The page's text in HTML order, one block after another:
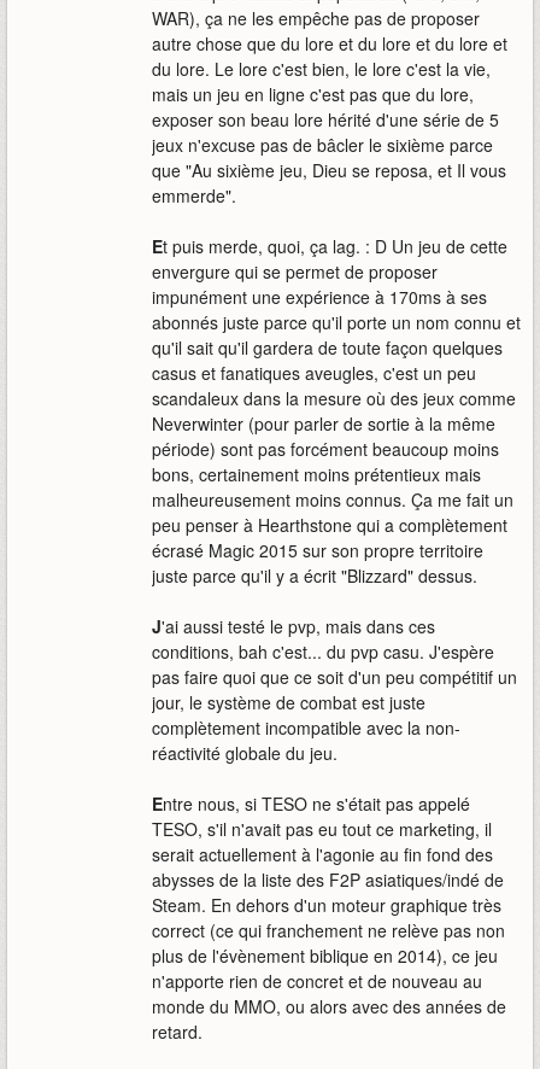
WAR), ça ne les empêche pas de proposer
autre chose que du lore et du lore et du lore et
du lore. Le lore c'est bien, le lore c'est la vie,
mais un jeu en ligne c'est pas que du lore,
exposer son beau lore hérité d'une série de 5
jeux n'excuse pas de bâcler le sixième parce
que "Au sixième jeu, Dieu se reposa, et Il vous
emmerde".
Et puis merde, quoi, ça lag. : D Un jeu de cette
envergure qui se permet de proposer
impunément une expérience à 170ms à ses
abonnés juste parce qu'il porte un nom connu et
qu'il sait qu'il gardera de toute façon quelques
casus et fanatiques aveugles, c'est un peu
scandaleux dans la mesure où des jeux comme
Neverwinter (pour parler de sortie à la même
période) sont pas forcément beaucoup moins
bons, certainement moins prétentieux mais
malheureusement moins connus. Ça me fait un
peu penser à Hearthstone qui a complètement
écrasé Magic 2015 sur son propre territoire
juste parce qu'il y a écrit "Blizzard" dessus.
J'ai aussi testé le pvp, mais dans ces
conditions, bah c'est... du pvp casu. J'espère
pas faire quoi que ce soit d'un peu compétitif un
jour, le système de combat est juste
complètement incompatible avec la non-
réactivité globale du jeu.
Entre nous, si TESO ne s'était pas appelé
TESO, s'il n'avait pas eu tout ce marketing, il
serait actuellement à l'agonie au fin fond des
abysses de la liste des F2P asiatiques/indé de
Steam. En dehors d'un moteur graphique très
correct (ce qui franchement ne relève pas non
plus de l'évènement biblique en 2014), ce jeu
n'apporte rien de concret et de nouveau au
monde du MMO, ou alors avec des années de
retard.